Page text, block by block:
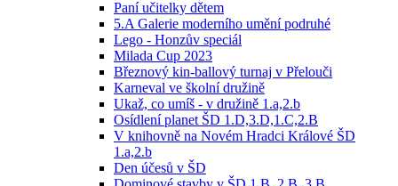
Paní učitelky dětem
5.A Galerie moderního umění podruhé
Lego - Honzův speciál
Milada Cup 2023
Březnový kin-ballový turnaj v Přelouči
Karneval ve školní družině
Ukaž, co umíš - v družině 1.a,2.b
Osídlení planet ŠD 1.D,3.D,1.C,2.B
V knihovně na Novém Hradci Králové ŠD
1.a,2.b
Den účesů v ŠD